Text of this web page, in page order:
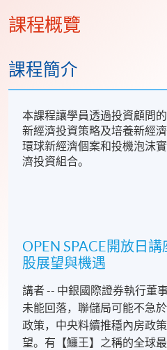
課程概覽
課程簡介
本課程讓學員透過投資顧問
新經濟投資策略及培養新經
環球新經濟個案和投機泡沫
濟投資組合。
OPEN SPACE開放日
股展望與機遇
講者 -- 中銀國際證券執行董
未能回落，聯儲局可能不急
政策，中央料續推穩內房政
望。有【鱷王】之稱的全球